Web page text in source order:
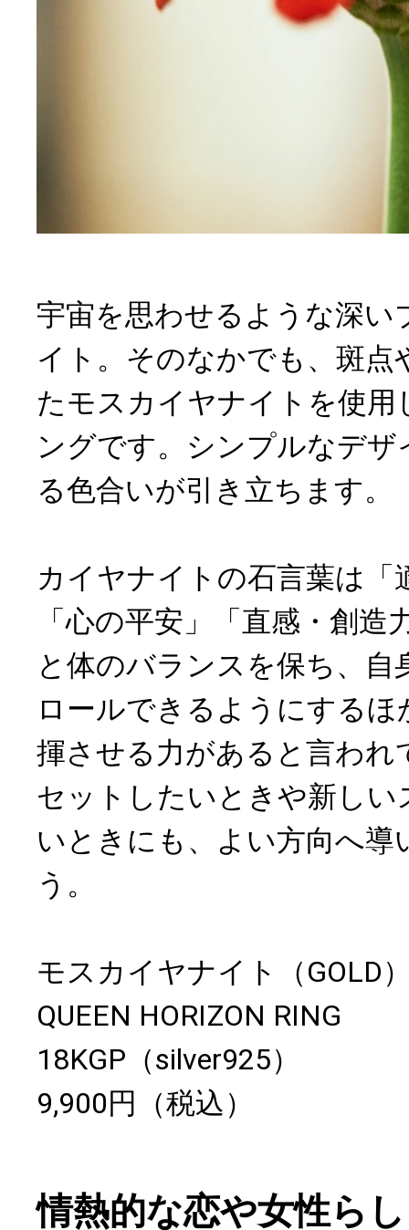
宇宙を思わせるような深い
イト。そのなかでも、斑点
たモスカイヤナイトを使
ングです。シンプルなデ
る色合いが引き立ちます。
カイヤナイトの石言葉は「
「心の平安」「直感・創造
と体のバランスを保ち、自
ロールできるようにするほ
揮させる力があると言われ
セットしたいときや新し
いときにも、よい方向へ導
う。
モスカイヤナイト（GOLD
QUEEN HORIZON RING
18KGP（silver925）
9,900円（税込）
情熱的な恋や女性ら